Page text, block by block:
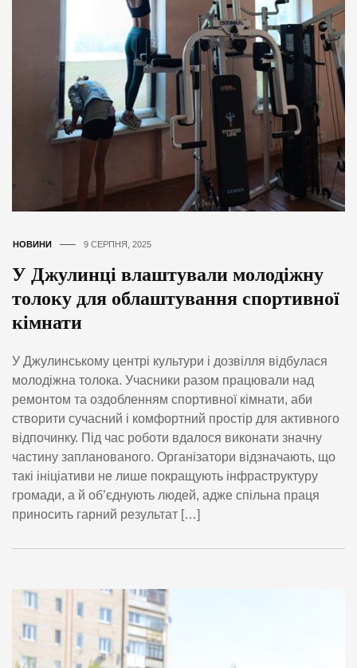
НОВИНИ 9 СЕРПНЯ, 2025
У Джулинці влаштували молодіжну
толоку для облаштування спортивної
кімнати
У Джулинському центрі культури і дозвілля відбулася
молодіжна толока. Учасники разом працювали над
ремонтом та оздобленням спортивної кімнати, аби
створити сучасний і комфортний простір для активного
відпочинку. Під час роботи вдалося виконати значну
частину запланованого. Організатори відзначають, що
такі ініціативи не лише покращують інфраструктуру
громади, а й об’єднують людей, адже спільна праця
приносить гарний результат […]